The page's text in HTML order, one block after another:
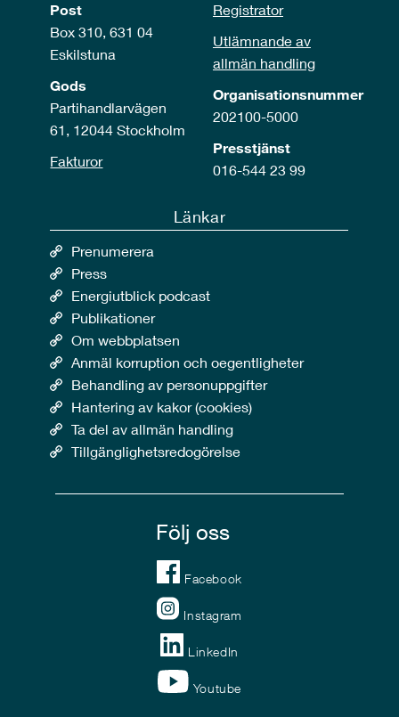
Post
Box 310, 631 04
Eskilstuna
Gods
Partihandlarvägen
61, 12044 Stockholm
Fakturor
Registrator
Utlämnande av
allmän handling
Organisationsnummer
202100-5000
Presstjänst
016-544 23 99
Länkar
Prenumerera
Press
Energiutblick podcast
Publikationer
Om webbplatsen
Anmäl korruption och oegentligheter
Behandling av personuppgifter
Hantering av kakor (cookies)
Ta del av allmän handling
Tillgänglighetsredogörelse
Följ oss
Facebook
Instagram
LinkedIn
Youtube